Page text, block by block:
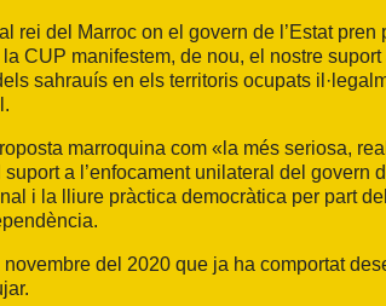
rei del Marroc on el govern de l’Estat pren
CUP manifestem, de nou, el nostre
sahrauís en els territoris ocupats
marroquina com «la més seriosa,
a l’enfocament unilateral del govern
i la lliure pràctica democràtica per part
del 2020 que ja ha comportat